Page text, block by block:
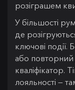
розіграшем
У більшості
де
ключові події.
або повторний
кваліфікатор.
лояльності —